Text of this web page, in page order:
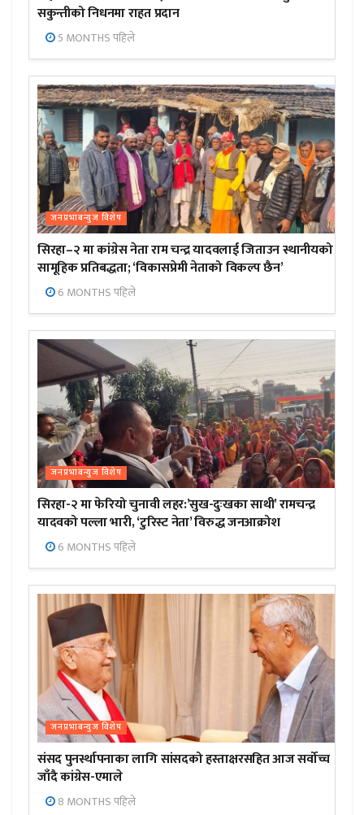
सकुन्तीको निधनमा राहत प्रदान
5 MONTHS पहिले
जनप्रभाबन्युज विशेष
सिरहा–२ मा कांग्रेस नेता राम चन्द्र यादवलाई जिताउन स्थानीयको
सामूहिक प्रतिबद्धता; ‘विकासप्रेमी नेताको विकल्प छैन’
6 MONTHS पहिले
जनप्रभाबन्युज विशेष
सिरहा-२ मा फेरियो चुनावी लहर:’सुख-दुःखका साथी’ रामचन्द्र
यादवको पल्ला भारी, ‘टुरिस्ट नेता’ विरुद्ध जनआक्रोश
6 MONTHS पहिले
जनप्रभाबन्युज विशेष
संसद पुनर्स्थापनाका लागि सांसदको हस्ताक्षरसहित आज सर्वोच्च
जाँदै कांग्रेस-एमाले
8 MONTHS पहिले